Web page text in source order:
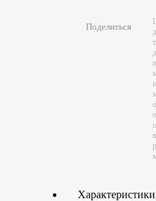
Поделиться
и
в
Характеристики